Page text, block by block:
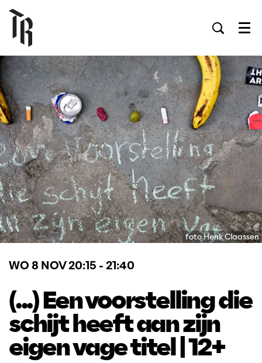
foto Henk Claassen
(...) Een voorstelling die
schijt heeft aan zijn
eigen vage titel | 12+
WO 8 NOV20:15 - 21:40